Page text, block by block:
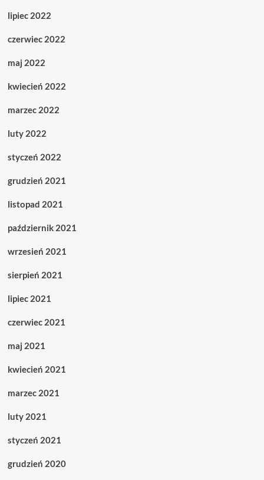
lipiec 2022
czerwiec 2022
maj 2022
kwiecień 2022
marzec 2022
luty 2022
styczeń 2022
grudzień 2021
listopad 2021
październik 2021
wrzesień 2021
sierpień 2021
lipiec 2021
czerwiec 2021
maj 2021
kwiecień 2021
marzec 2021
luty 2021
styczeń 2021
grudzień 2020